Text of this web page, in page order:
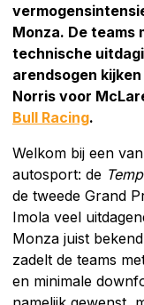
Monza. De teams
technische
arendsogen
Norris voor
Bull Racing.
Welkom bij een
autosport: de
de tweede Grand
Imola veel
Monza juist
zadelt de teams
en minimale